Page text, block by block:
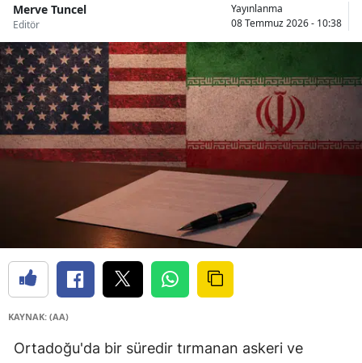
Merve Tuncel
Editör
Yayınlanma
08 Temmuz 2026 - 10:38
KAYNAK: (AA)
Ortadoğu'da bir süredir tırmanan askeri ve